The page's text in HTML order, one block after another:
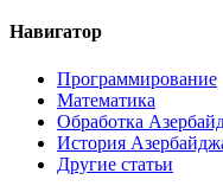
Навигатор
Программирование
Математика
Обработка
История
Другие статьи